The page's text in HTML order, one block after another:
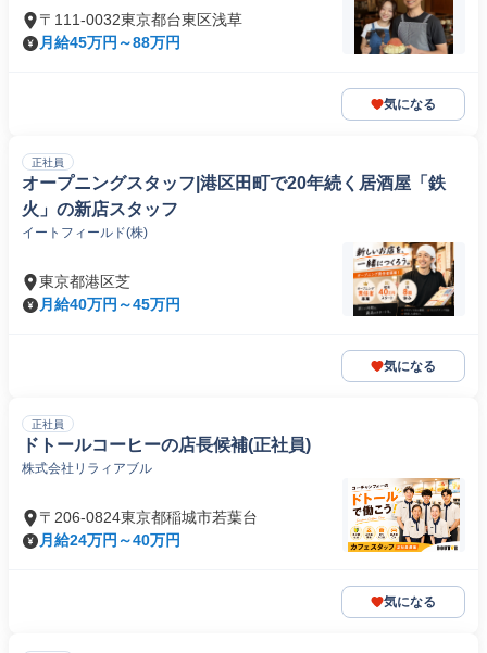
〒111-0032東京都台東区浅草
月給45万円～88万円
気になる
正社員
オープニングスタッフ|港区田町で20年続く居酒屋「鉄
火」の新店スタッフ
イートフィールド(株)
東京都港区芝
月給40万円～45万円
気になる
正社員
ドトールコーヒーの店長候補(正社員)
株式会社リラィアブル
〒206-0824東京都稲城市若葉台
月給24万円～40万円
気になる